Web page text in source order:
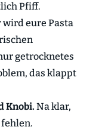
Pfiff.
wird eure Pasta
getrocknetes
das klappt
Knobi. Na klar,